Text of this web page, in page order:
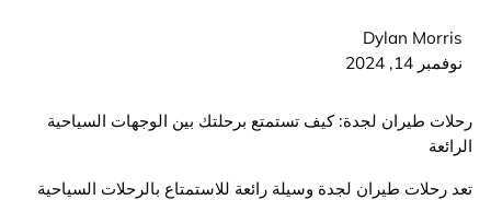
Dylan Morris
نوفمبر 14, 2024
رحلات طيران لجدة: كيف تستمتع برحلتك بين الوجهات السياحية
الرائعة
تعد رحلات طيران لجدة وسيلة رائعة للاستمتاع بالرحلات السياحية